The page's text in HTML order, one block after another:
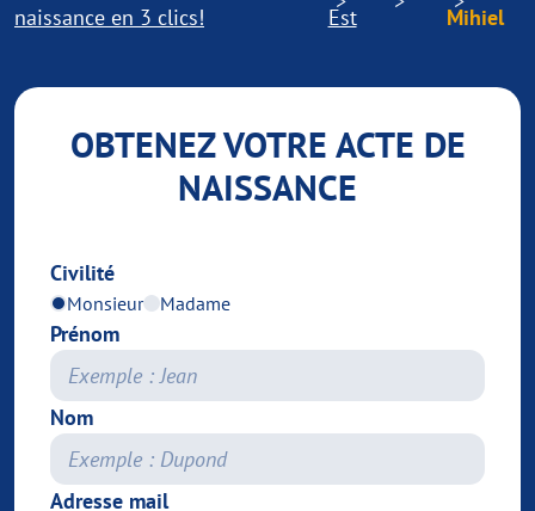
naissance en 3 clics!
Est
Mihiel
OBTENEZ VOTRE ACTE DE
NAISSANCE
Civilité
Monsieur Madame
Prénom
Nom
Adresse mail